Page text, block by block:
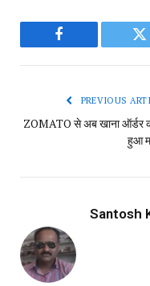
Facebook
PREVIOUS
ZOMATO से अब खाना ऑर्डर
हुआ
Santosh